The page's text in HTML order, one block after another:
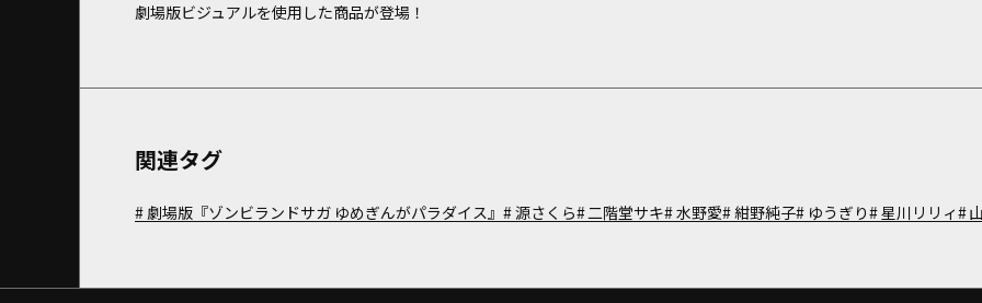
劇場版ビジュアルを使用した商品が登場！
関連タグ
劇場版『ゾンビランドサガ ゆめぎんがパラダイス』 源さくら 二階堂サキ 水野愛 紺野純子 ゆうぎり 星川リリィ